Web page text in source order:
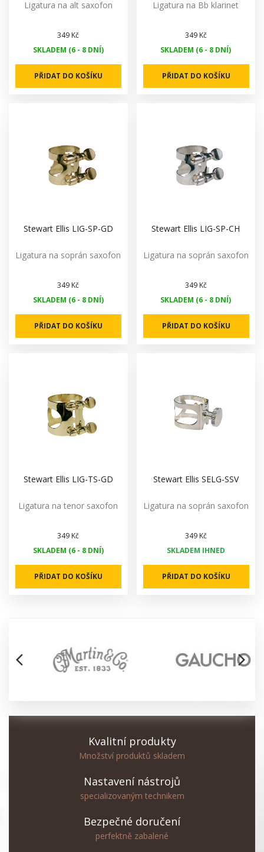
Ligatura na alt saxofon
349 Kč
SKLADEM (6 - 8 DNÍ)
PŘIDAT DO KOŠÍKU
Ligatura na Bb klarinet
349 Kč
SKLADEM (6 - 8 DNÍ)
PŘIDAT DO KOŠÍKU
Stewart Ellis LIG-SP-GD
Ligatura na soprán saxofon
349 Kč
SKLADEM (6 - 8 DNÍ)
PŘIDAT DO KOŠÍKU
Stewart Ellis LIG-SP-CH
Ligatura na soprán saxofon
349 Kč
SKLADEM (6 - 8 DNÍ)
PŘIDAT DO KOŠÍKU
Stewart Ellis LIG-TS-GD
Ligatura na tenor saxofon
349 Kč
SKLADEM (6 - 8 DNÍ)
PŘIDAT DO KOŠÍKU
Stewart Ellis SELG-SSV
Ligatura na soprán saxofon
349 Kč
SKLADEM IHNED
PŘIDAT DO KOŠÍKU
arrow_back_ios arrow_forward_ios
Kvalitní produkty
Množství produktů skladem
Nastavení nástrojů
specializovaným technikem
Bezpečné doručení
perfektně zabalené